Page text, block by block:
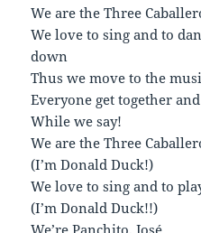
We are the Three
We love to sing and to
down
Thus we move to the
Everyone get together
While we say!
We are the Three
(I’m Donald Duck!)
We love to sing and to
(I’m Donald Duck!!)
We’re Panchito, José